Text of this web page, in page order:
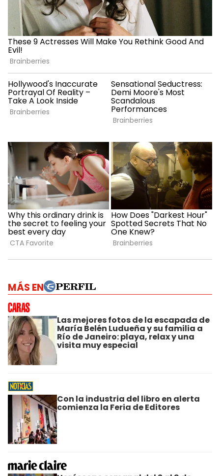
MÁS EN
Las mejores fotos de la escapada de
María Belén Ludueña y su familia a
Río de Janeiro: playa, relax y una
visita muy especial
Con la industria del libro en alerta
comienza la Feria de Editores